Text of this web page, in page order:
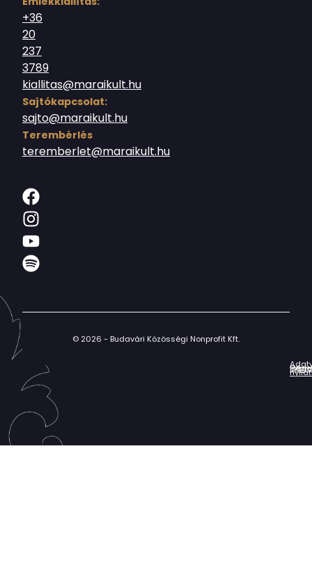
+36
20
237
3789
kiallitas@maraikult.hu
Sajtókapcsolat:
sajto@maraikult.hu
Terembérlés
teremberlet@maraikult.hu
© 2026 - Budavári Közösségi Nonprofit Kft.